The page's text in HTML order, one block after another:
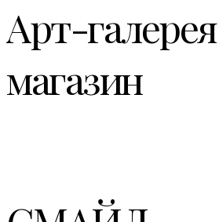
Арт-галерея
магазин